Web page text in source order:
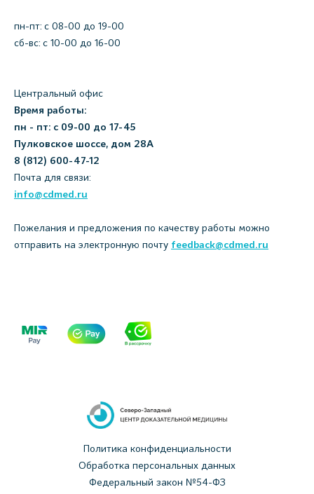
пн-пт: c 08-00 до 19-00
сб-вс: с 10-00 до 16-00
Центральный офис
Время работы:
пн - пт: с 09-00 до 17-45
Пулковское шоссе, дом 28А
8 (812) 600-47-12
Почта для связи:
info@cdmed.ru
Пожелания и предложения по качеству работы можно
отправить на электронную почту feedback@cdmed.ru
Политика конфиденциальности
Обработка персональных данных
Федеральный закон №54-ФЗ